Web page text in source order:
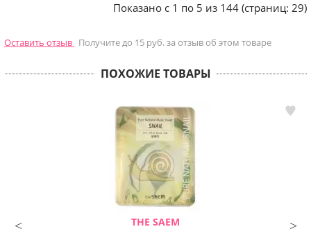
Показано с 1 по 5 из 144 (страниц: 29)
Оставить отзыв Получите до 15 руб. за отзыв об этом товаре
ПОХОЖИЕ ТОВАРЫ
THE SAEM